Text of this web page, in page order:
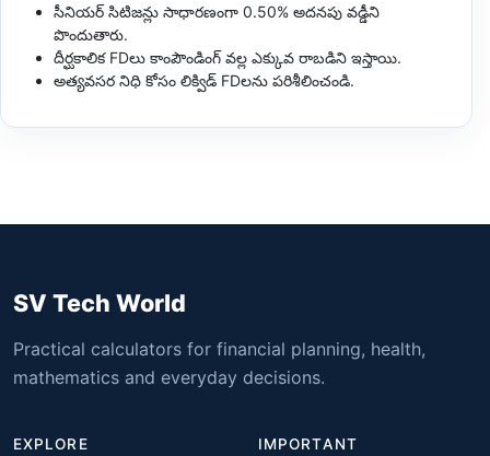
సీనియర్ సిటిజన్లు సాధారణంగా 0.50% అదనపు వడ్డీని
పొందుతారు.
దీర్ఘకాలిక FDలు కాంపౌండింగ్ వల్ల ఎక్కువ రాబడిని ఇస్తాయి.
అత్యవసర నిధి కోసం లిక్విడ్ FDలను పరిశీలించండి.
SV Tech World
Practical calculators for financial planning, health,
mathematics and everyday decisions.
EXPLORE IMPORTANT